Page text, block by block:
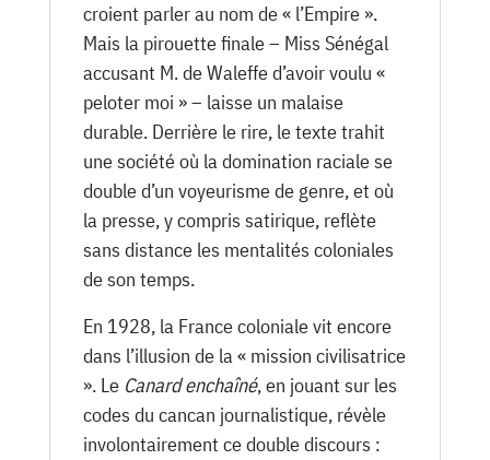
croient parler au nom de « l’Empire ».
Mais la pirouette finale – Miss Sénégal
accusant M. de Waleffe d’avoir voulu «
peloter moi » – laisse un malaise
durable. Derrière le rire, le texte trahit
une société où la domination raciale se
double d’un voyeurisme de genre, et où
la presse, y compris satirique, reflète
sans distance les mentalités coloniales
de son temps.
En 1928, la France coloniale vit encore
dans l’illusion de la « mission civilisatrice
». Le Canard enchaîné, en jouant sur les
codes du cancan journalistique, révèle
involontairement ce double discours :